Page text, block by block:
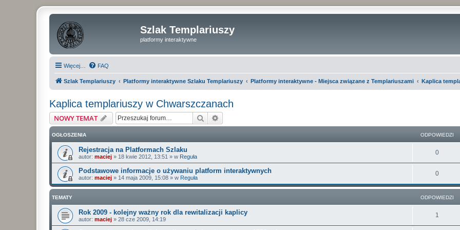
Szlak Templariuszy
platformy interaktywne
Więcej… FAQ
Szlak Templariuszy Platformy interaktywne Szlaku Templariuszy Platformy interaktywne - Miejsca związane z Templariuszami Kaplica
Kaplica templariuszy w Chwarszczanach
NOWY TEMAT Szukaj
OGŁOSZENIA ODPOWIEDZI
Rejestracja na Platformach Szlaku
autor: maciej » 18 kwie 2012, 13:51 » w Reguła
0O
d
w
i
Podstawowe informacje o używaniu platform interaktywnych
autor: maciej » 14 maja 2009, 15:08 » w Reguła
0O
d
p
w
TEMATY ODPOWIEDZI
Rok 2009 - kolejny ważny rok dla rewitalizacji kaplicy
autor: maciej » 28 cze 2009, 14:19
1
d